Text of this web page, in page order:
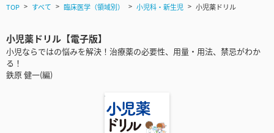
TOP すべて 臨床医学（領域別） 小児科・新生児 小児薬ドリル
小児薬ドリル【電子版】
小児ならではの悩みを解決！治療薬の必要性、用量・用法、禁忌がわか
る！
鉄原 健一(編)